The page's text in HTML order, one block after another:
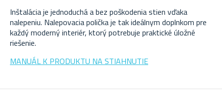
Inštalácia je jednoduchá a bez poškodenia stien vďaka
nalepeniu. Nalepovacia polička je tak ideálnym doplnkom pre
každý moderný interiér, ktorý potrebuje praktické úložné
riešenie.
MANUÁL K PRODUKTU NA STIAHNUTIE